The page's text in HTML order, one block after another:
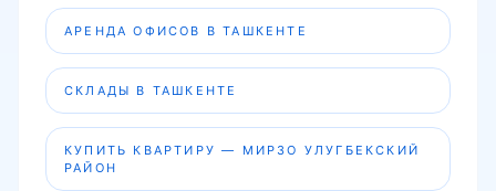
АРЕНДА ОФИСОВ В ТАШКЕНТЕ
СКЛАДЫ В ТАШКЕНТЕ
КУПИТЬ КВАРТИРУ — МИРЗО УЛУГБЕКСКИЙ
РАЙОН